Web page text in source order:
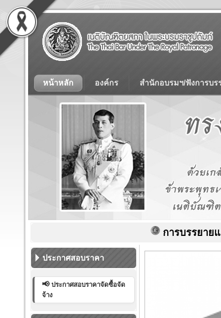
หน้าหลัก องค์กร สำนักอบรมฯ/ฟังการบร
การบรรยายและ
ประกาศสอบราคา
📢 ประกาศสอบราคาจัดซื้อจัด
จ้าง